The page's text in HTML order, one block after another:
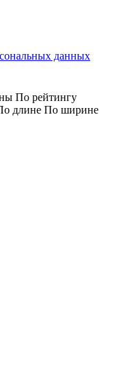
данных
По рейтингу
длине По ширине